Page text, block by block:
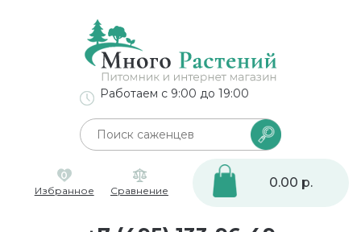
Работаем с 9:00 до 19:00
0
Избранное
Сравнение
0.00 р.